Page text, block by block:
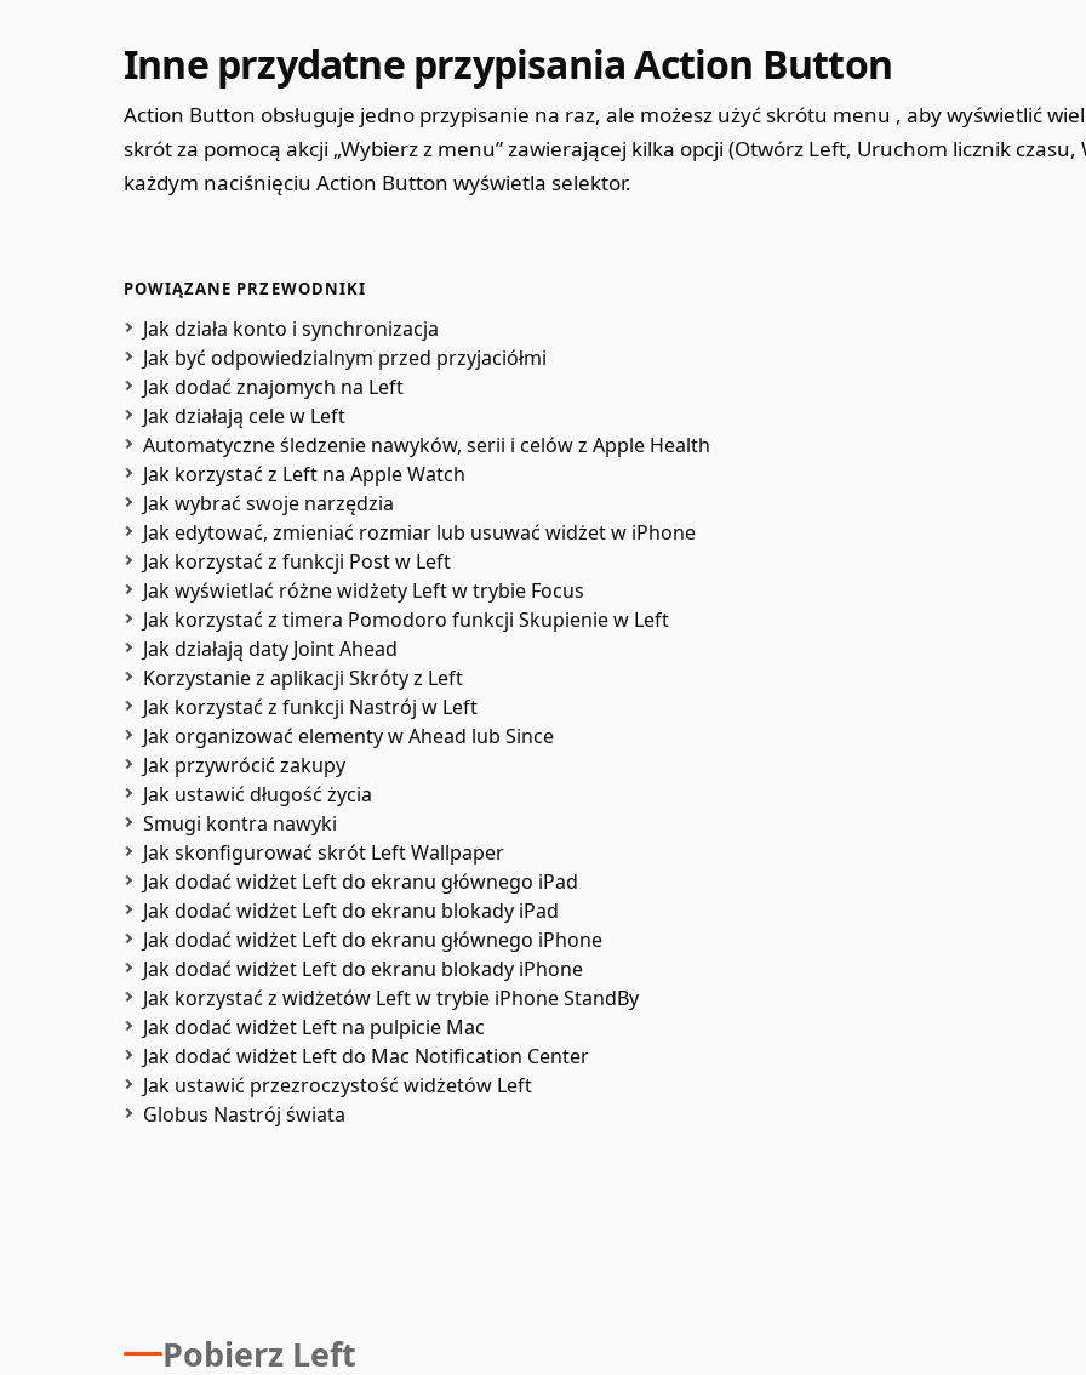
Inne przydatne przypisania Action Button
Action Button obsługuje jedno przypisanie na raz, ale możesz użyć skrótu menu , aby wyświetlić
skrót za pomocą akcji „Wybierz z menu” zawierającej kilka opcji (Otwórz Left, Uruchom licznik czasu,
każdym naciśnięciu Action Button wyświetla selektor.
POWIĄZANE PRZEWODNIKI
Jak działa konto i synchronizacja
Jak być odpowiedzialnym przed przyjaciółmi
Jak dodać znajomych na Left
Jak działają cele w Left
Automatyczne śledzenie nawyków, serii i celów z Apple Health
Jak korzystać z Left na Apple Watch
Jak wybrać swoje narzędzia
Jak edytować, zmieniać rozmiar lub usuwać widżet w iPhone
Jak korzystać z funkcji Post w Left
Jak wyświetlać różne widżety Left w trybie Focus
Jak korzystać z timera Pomodoro funkcji Skupienie w Left
Jak działają daty Joint Ahead
Korzystanie z aplikacji Skróty z Left
Jak korzystać z funkcji Nastrój w Left
Jak organizować elementy w Ahead lub Since
Jak przywrócić zakupy
Jak ustawić długość życia
Smugi kontra nawyki
Jak skonfigurować skrót Left Wallpaper
Jak dodać widżet Left do ekranu głównego iPad
Jak dodać widżet Left do ekranu blokady iPad
Jak dodać widżet Left do ekranu głównego iPhone
Jak dodać widżet Left do ekranu blokady iPhone
Jak korzystać z widżetów Left w trybie iPhone StandBy
Jak dodać widżet Left na pulpicie Mac
Jak dodać widżet Left do Mac Notification Center
Jak ustawić przezroczystość widżetów Left
Globus Nastrój świata
Pobierz Left